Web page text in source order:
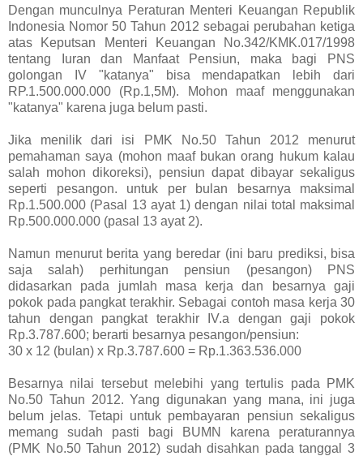
Dengan munculnya Peraturan Menteri Keuangan Republik
Indonesia Nomor 50 Tahun 2012 sebagai perubahan ketiga
atas Keputsan Menteri Keuangan No.342/KMK.017/1998
tentang Iuran dan Manfaat Pensiun, maka bagi PNS
golongan IV "katanya" bisa mendapatkan lebih dari
RP.1.500.000.000 (Rp.1,5M). Mohon maaf menggunakan
"katanya" karena juga belum pasti.
Jika menilik dari isi PMK No.50 Tahun 2012 menurut
pemahaman saya (mohon maaf bukan orang hukum kalau
salah mohon dikoreksi), pensiun dapat dibayar sekaligus
seperti pesangon. untuk per bulan besarnya maksimal
Rp.1.500.000 (Pasal 13 ayat 1) dengan nilai total maksimal
Rp.500.000.000 (pasal 13 ayat 2).
Namun menurut berita yang beredar (ini baru prediksi, bisa
saja salah) perhitungan pensiun (pesangon) PNS
didasarkan pada jumlah masa kerja dan besarnya gaji
pokok pada pangkat terakhir. Sebagai contoh masa kerja 30
tahun dengan pangkat terakhir IV.a dengan gaji pokok
Rp.3.787.600; berarti besarnya pesangon/pensiun:
30 x 12 (bulan) x Rp.3.787.600 = Rp.1.363.536.000
Besarnya nilai tersebut melebihi yang tertulis pada PMK
No.50 Tahun 2012. Yang digunakan yang mana, ini juga
belum jelas. Tetapi untuk pembayaran pensiun sekaligus
memang sudah pasti bagi BUMN karena peraturannya
(PMK No.50 Tahun 2012) sudah disahkan pada tanggal 3